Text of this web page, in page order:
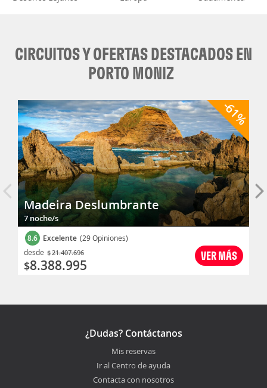
CIRCUITOS Y OFERTAS DESTACADOS EN
PORTO MONIZ
Madeira Deslumbrante
7 noche/s
8.6 Excelente (29 Opiniones)
VER MÁS
desde $21.407.696
$8.388.995
-61%
¿Dudas? Contáctanos
Mis reservas
Ir al Centro de ayuda
Contacta con nosotros